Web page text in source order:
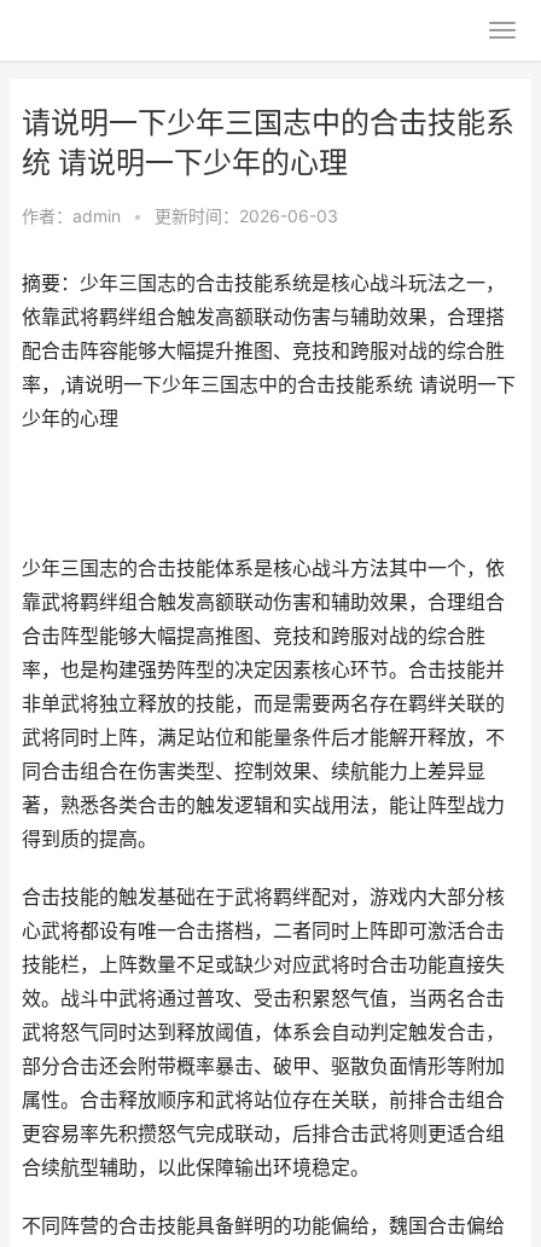
请说明一下少年三国志中的合击技能系
统 请说明一下少年的心理
作者： admin • 更新时间：2026-06-03
摘要：少年三国志的合击技能系统是核心战斗玩法之一，
依靠武将羁绊组合触发高额联动伤害与辅助效果，合理搭
配合击阵容能够大幅提升推图、竞技和跨服对战的综合胜
率，,请说明一下少年三国志中的合击技能系统 请说明一下
少年的心理
少年三国志的合击技能体系是核心战斗方法其中一个，依
靠武将羁绊组合触发高额联动伤害和辅助效果，合理组合
合击阵型能够大幅提高推图、竞技和跨服对战的综合胜
率，也是构建强势阵型的决定因素核心环节。合击技能并
非单武将独立释放的技能，而是需要两名存在羁绊关联的
武将同时上阵，满足站位和能量条件后才能解开释放，不
同合击组合在伤害类型、控制效果、续航能力上差异显
著，熟悉各类合击的触发逻辑和实战用法，能让阵型战力
得到质的提高。
合击技能的触发基础在于武将羁绊配对，游戏内大部分核
心武将都设有唯一合击搭档，二者同时上阵即可激活合击
技能栏，上阵数量不足或缺少对应武将时合击功能直接失
效。战斗中武将通过普攻、受击积累怒气值，当两名合击
武将怒气同时达到释放阈值，体系会自动判定触发合击，
部分合击还会附带概率暴击、破甲、驱散负面情形等附加
属性。合击释放顺序和武将站位存在关联，前排合击组合
更容易率先积攒怒气完成联动，后排合击武将则更适合组
合续航型辅助，以此保障输出环境稳定。
不同阵营的合击技能具备鲜明的功能偏给，魏国合击偏给